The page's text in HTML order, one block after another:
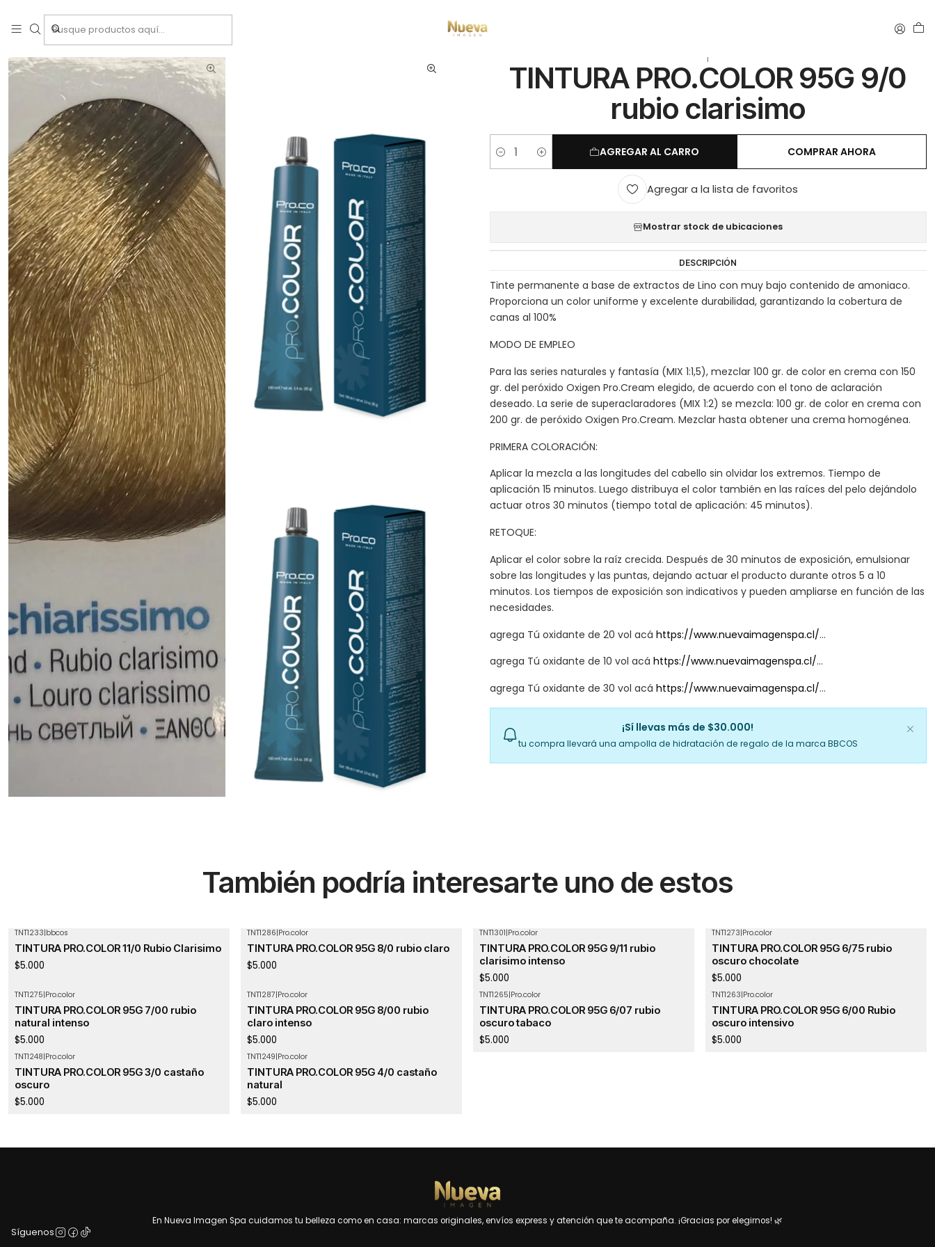
|
TINTURA PRO.COLOR 95G 9/0
rubio clarisimo
Cantidad AGREGAR AL CARRO COMPRAR AHORA
Agregar a la lista de favoritos
Mostrar stock de ubicaciones
DESCRIPCIÓN
Tinte permanente a base de extractos de Lino con muy bajo contenido de amoniaco.
Proporciona un color uniforme y excelente durabilidad, garantizando la cobertura de
canas al 100%
MODO DE EMPLEO
Para las series naturales y fantasía (MIX 1:1,5), mezclar 100 gr. de color en crema con 150
gr. del peróxido Oxigen Pro.Cream elegido, de acuerdo con el tono de aclaración
deseado. La serie de superaclaradores (MIX 1:2) se mezcla: 100 gr. de color en crema con
200 gr. de peróxido Oxigen Pro.Cream. Mezclar hasta obtener una crema homogénea.
PRIMERA COLORACIÓN:
Aplicar la mezcla a las longitudes del cabello sin olvidar los extremos. Tiempo de
aplicación 15 minutos. Luego distribuya el color también en las raíces del pelo dejándolo
actuar otros 30 minutos (tiempo total de aplicación: 45 minutos).
RETOQUE:
Aplicar el color sobre la raíz crecida. Después de 30 minutos de exposición, emulsionar
sobre las longitudes y las puntas, dejando actuar el producto durante otros 5 a 10
minutos. Los tiempos de exposición son indicativos y pueden ampliarse en función de las
necesidades.
agrega Tú oxidante de 20 vol acá https://www.nuevaimagenspa.cl/...
agrega Tú oxidante de 10 vol acá https://www.nuevaimagenspa.cl/...
agrega Tú oxidante de 30 vol acá https://www.nuevaimagenspa.cl/...
¡Sí llevas más de $30.000!
tu compra llevará una ampolla de hidratación de regalo de la marca BBCOS
También podría interesarte uno de estos
TNT1233|bbcos
TINTURA PRO.COLOR 11/0 Rubio Clarisimo
$5.000
TNT1286|Pro.color
TINTURA PRO.COLOR 95G 8/0 rubio claro
$5.000
TNT1301|Pro.color
TINTURA PRO.COLOR 95G 9/11 rubio
clarisimo intenso
$5.000
TNT1273|Pro.color
TINTURA PRO.COLOR 95G 6/75 rubio
oscuro chocolate
$5.000
TNT1275|Pro.color
TINTURA PRO.COLOR 95G 7/00 rubio
natural intenso
$5.000
TNT1287|Pro.color
TINTURA PRO.COLOR 95G 8/00 rubio
claro intenso
$5.000
TNT1265|Pro.color
TINTURA PRO.COLOR 95G 6/07 rubio
oscuro tabaco
$5.000
TNT1263|Pro.color
TINTURA PRO.COLOR 95G 6/00 Rubio
oscuro intensivo
$5.000
TNT1248|Pro.color
TINTURA PRO.COLOR 95G 3/0 castaño
oscuro
$5.000
TNT1249|Pro.color
TINTURA PRO.COLOR 95G 4/0 castaño
natural
$5.000
En Nueva Imagen Spa cuidamos tu belleza como en casa: marcas originales, envíos express y atención que te acompaña. ¡Gracias por elegirnos! 🌿
Síguenos